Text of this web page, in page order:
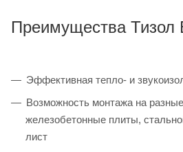
Преимущества Тизол
Эффективная тепло- и
Возможность монтажа на
железобетонные плиты,
лист